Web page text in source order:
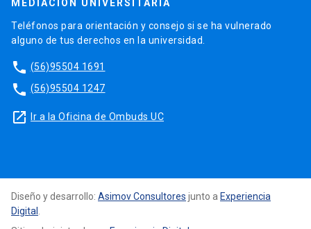
MEDIACIÓN UNIVERSITARIA
Teléfonos para orientación y consejo si se ha vulnerado
alguno de tus derechos en la universidad.
phone (56)95504 1691
phone (56)95504 1247
launch Ir a la Oficina de Ombuds UC
Diseño y desarrollo: Asimov Consultores junto a Experiencia
Digital